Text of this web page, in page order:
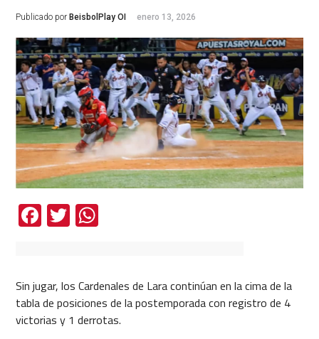
Publicado por BeisbolPlay OI enero 13, 2026
Facebook
TwitterWhatsApp
Sin jugar, los Cardenales de Lara continúan en la cima de la
tabla de posiciones de la postemporada con registro de 4
victorias y 1 derrotas.